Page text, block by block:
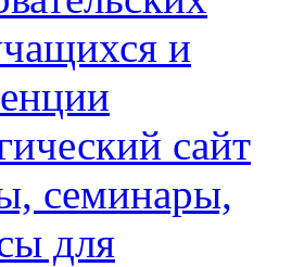
и
сайт
семинары,
для